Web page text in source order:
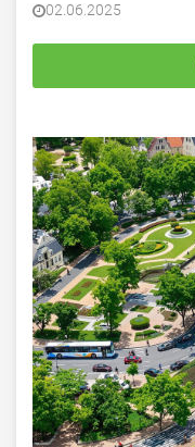
02.06.2025